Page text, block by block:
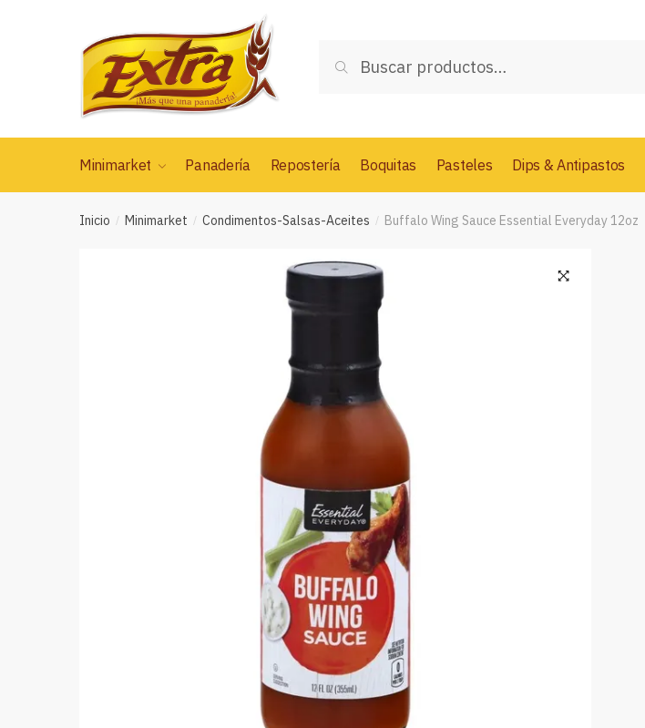
por:
Buscar
Minimarket Panadería Repostería Boquitas Pasteles Dips & Antipastos
Inicio / Minimarket / Condimentos-Salsas-Aceites / Buffalo Wing Sauce Essential Everyday 12oz